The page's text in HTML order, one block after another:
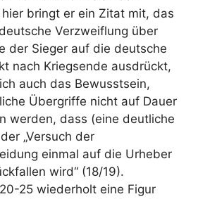
bringt er ein Zitat mit, das
Verzweiflung über
der Sieger auf die deutsche
nach Kriegsende ausdrückt,
auch das Bewusstsein,
Übergriffe nicht auf Dauer
werden, dass (eine deutliche
„Versuch der
einmal auf die Urheber
wird“ (18/19).
25 wiederholt eine Figur